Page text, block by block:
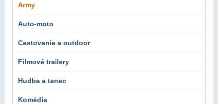
Army
Auto-moto
Cestovanie a outdoor
Filmové trailery
Hudba a tanec
Komédia